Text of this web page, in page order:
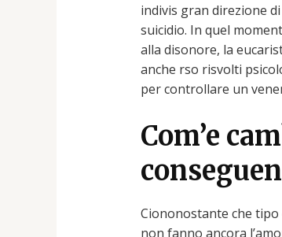
indivis gran direzione
suicidio. In quel
alla disonore, la
anche rso risvolti
per controllare un
Com’e
Ciononostante che tipo
non fanno ancora